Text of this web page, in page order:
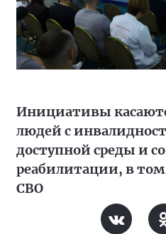
Инициативы
людей с
доступной среды и
реабилитации, в том
СВО